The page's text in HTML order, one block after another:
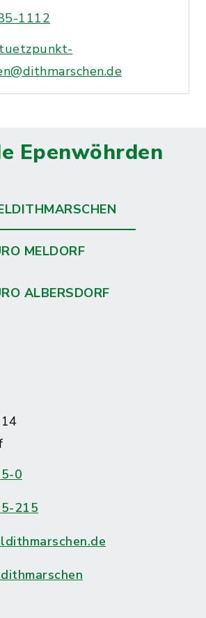
1112
Epenwöhrden
MELDORF
ALBERSDORF
0
215